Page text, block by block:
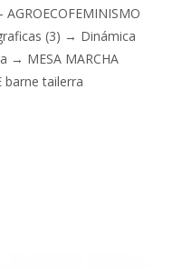
(3) → Dinámica
→ MESA MARCHA
barne tailerra